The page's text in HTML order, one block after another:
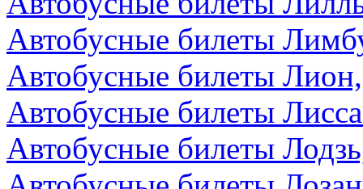
Автобусные билеты
Автобусные билеты
Автобусные билеты
Автобусные билеты